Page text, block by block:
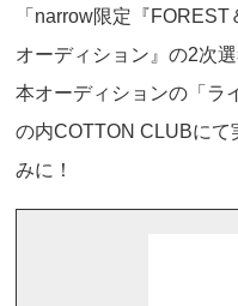
「narrow限定『
オーディション』の2次
本オーディションの「ラ
の内COTTON CLUBにて
みに！